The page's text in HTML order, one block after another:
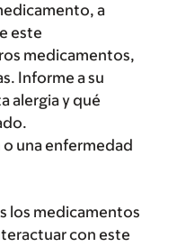
a
este
medicamentos,
Informe a su
alergia y qué
una enfermedad
los medicamentos
con este